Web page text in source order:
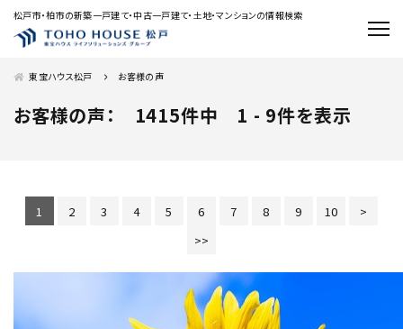
松戸市・柏市の新築一戸建て・中古一戸建て・土地・マンションの情報検索
東宝ハウス松戸 お客様の声
お客様の声： 1415件中 1 - 9件を表示
1 2 3 4 5 6 7 8 9 10
>
>>